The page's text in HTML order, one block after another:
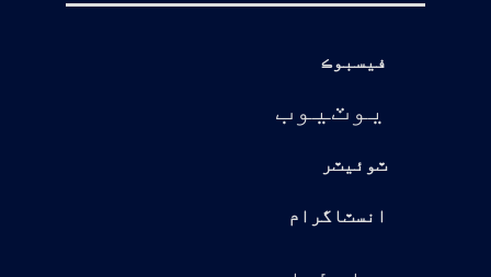
فيسبوڪ
يوٽيوب
ٽوئيٽر
انسٽاگرام